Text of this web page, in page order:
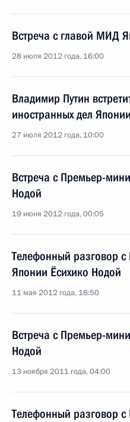
Встреча с главой МИД
28 июля 2012 года, 16:00
Владимир Путин
иностранных дел
27 июля 2012 года, 10:00
Встреча с Премьер-
Нодой
19 июня 2012 года, 00:05
Телефонный разговор
Японии Ёсихико Нодой
11 мая 2012 года, 18:50
Встреча с Премьер-
Нодой
13 ноября 2011 года, 04:00
Телефонный разговор